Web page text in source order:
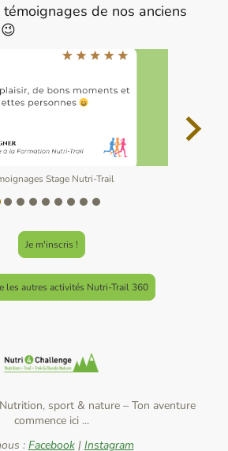
de nos anciens
Stage Nutri-Trail
Je m'inscris !
les autres activités Nutri-Trail 360
sport & nature –Ton aventure
commence ici ...
: Facebook| Instagram